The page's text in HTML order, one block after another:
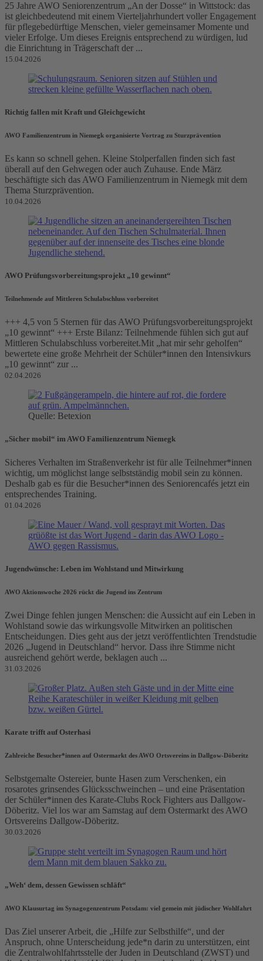
25 Jahre AWO Seniorenzentrum „An der Dosse“ in Wittstock: das
ist gleichbedeutend mit einem Vierteljahrhundert voller Engagement
für pflegebedürftige Menschen, vieler gemeinsamer Momente und
vieler Erfolge. Um dieses Ereignis entsprechend zu würdigen, lud
die Einrichtung in Trägerschaft der ...
15.04.2026
Richtig fallen mit Kraft und Gleichgewicht
AWO Familienzentrum in Niemegk organisierte Vortrag zu Sturzprävention
Es kann so schnell gehen. Kleine Stolperfallen finden sich fast
überall auf den Gehwegen oder auch Zuhause. Ende März
beschäftigte sich das AWO Familienzentrum in Niemegk mit dem
Thema Sturzprävention.
10.04.2026
AWO Prüfungsvorbereitungsprojekt „10 gewinnt“
Teilnehmende auf Mittleren Schulabschluss vorbereitet
+++ 4,5 von 5 Sternen für das AWO Prüfungsvorbereitungsprojekt
„10 gewinnt“ +++ Erste Bilanz: Teilnehmende fühlen sich gut auf
Mittleren Schulabschluss vorbereitet.Mit „hat mir sehr geholfen“
bewertete eine große Mehrheit der Schüler*innen den Intensivkurs
„10 gewinnt“ zur ...
02.04.2026
Quelle: Betexion
„Sicher mobil“ im AWO Familienzentrum Niemegk
Sicheres Verhalten im Straßenverkehr ist für alle Teilnehmer*innen
wichtig, um möglichst lange selbstständig mobil sein zu können.
Deshalb gab es für die Besucher*innen des Seniorencafés jetzt ein
entsprechendes Training.
01.04.2026
Jugendwünsche: Leben im Wohlstand und Mitwirkung
AWO Aktionswoche 2026 rückt die Jugend ins Zentrum
Zwei Dinge fehlen jungen Menschen: die Aussicht auf ein Leben in
Wohlstand sowie das wirkungsvolle Mitwirken an politischen
Entscheidungen. Dies geht aus der jetzt veröffentlichten Trendstudie
2026 „Jugend in Deutschland“ hervor. Dass ihre Stimme nicht
ausreichend gehört werde, beklagen auch ...
31.03.2026
Karate trifft auf Osterhasi
Zahlreiche Besucher*innen auf Ostermarkt des AWO Ortsvereins in Dallgow-Döberitz
Selbstgemalte Ostereier, bunte Hasen zum Verschenken, ein
rosarotes grinsendes Glücksschweinchen – und eine Präsentation
der Schüler*innen des Karate-Clubs Rock Fighters aus Dallgow-
Döberitz. Viel los war am Samstag auf dem Ostermarkt des AWO
Ortsvereins Dallgow-Döberitz.
30.03.2026
„Weh‘ dem, dessen Gewissen schläft“
AWO Klausurtag im Synagogenzentrum Potsdam: viel gemein mit jüdischer Wohlfahrt
Das Ziel unserer Arbeit, die „Hilfe zur Selbsthilfe“, und der
Anspruch, ohne Unterscheidung jede*n darin zu unterstützen, eint
die Zentralwohlfahrtsstelle der Juden in Deutschland (ZWST) und